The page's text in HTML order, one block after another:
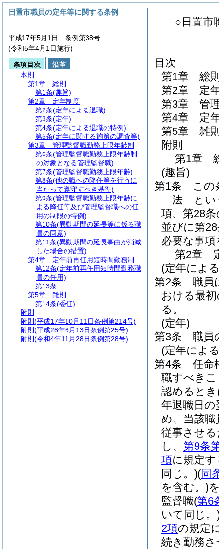
○日置市
目次
第1章
総
第2章
定
第3章
管
第4章
定
第5章
雑
附則
第1章
(趣旨)
第1条
この
「法」と
項、第28
並びに第
必要な事
第2章
(定年によ
第2条
職員
おける最
る。
(定年)
第3条
職員
(定年によ
第4条
任命
職すべき
認めると
年退職日
め、当該
従事させ
し、 第9条
項に規定
同じ。)(同
を含む。)
監督職(第6
いて同じ。
2項の規定
続き勤務
日置市職員の定年等に関する条例
平成17年5月1日 条例第38号
(令和5年4月1日施行)
条項目次
沿革
本則
第1章
総則
第1条(趣旨)
第2章
定年制度
第2条(定年による退職)
第3条(定年)
第4条(定年による退職の特例)
第5条(定年に関する施策の調査等)
第3章
管理監督職勤務上限年齢制
第6条(管理監督職勤務上限年齢制
の対象となる管理監督職)
第7条(管理監督職勤務上限年齢)
第8条(他の職への降任等を行うに
当たって遵守すべき基準)
第9条(管理監督職勤務上限年齢に
よる降任等及び管理監督職への任
用の制限の特例)
第10条(異動期間の延長等に係る職
員の同意)
第11条(異動期間の延長事由が消滅
した場合の措置)
第4章
定年前再任用短時間勤務制
第12条(定年前再任用短時間勤務職
員の任用)
第13条
第5章
雑則
第14条(委任)
附則
附則 (平成17年10月11日条例第214号)
附則 (平成28年6月13日条例第25号)
附則 (令和4年11月28日条例第28号)